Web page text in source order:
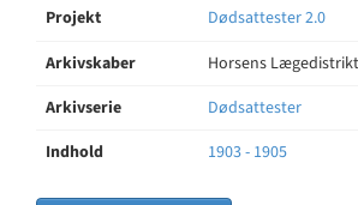
Projekt
Dødsattester 2.0
Arkivskaber
Horsens Lægedistrikt
Arkivserie
Dødsattester
Indhold
1903 - 1905